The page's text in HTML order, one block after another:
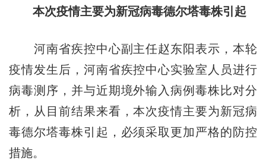
本次疫情主要为新冠病毒德尔塔毒株引起
河南省疾控中心副主任赵东阳表示，本轮
疫情发生后，河南省疾控中心实验室人员进行
病毒测序，并与近期境外输入病例毒株比对分
析，从目前结果来看，本次疫情主要为新冠病
毒德尔塔毒株引起，必须采取更加严格的防控
措施。